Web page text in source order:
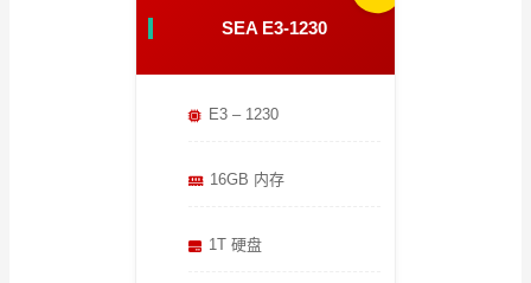
SEA E3-1230
E3 – 1230
16GB 内存
1T 硬盘